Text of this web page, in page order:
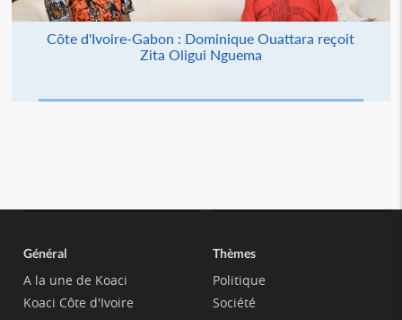
Côte d'Ivoire-Gabon : Dominique Ouattara reçoit
Zita Oligui Nguema
Général
A la une de Koaci
Koaci Côte d'Ivoire
Thèmes
Politique
Société